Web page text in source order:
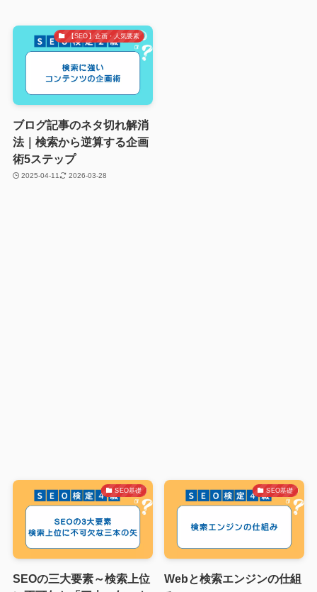
【SEO】企画・人気要素
ブログ記事のネタ切れ解消
法｜検索から逆算する企画
術5ステップ
2025-04-11 2026-03-28
SEO基礎
SEOの三大要素～検索上位
SEO基礎
Webと検索エンジンの仕組